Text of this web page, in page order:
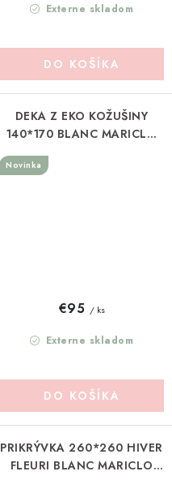
Externe skladom
DO KOŠÍKA
DEKA Z EKO KOŽUŠINY
140*170 BLANC MARICLO
(A4095099VE)
Novinka
Externe skladom
€95 / ks
DO KOŠÍKA
PRIKRÝVKA 260*260 HIVER
FLEURI BLANC MARICLO